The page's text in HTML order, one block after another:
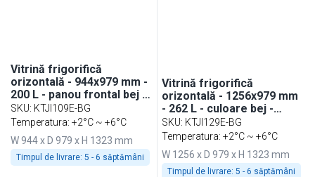
Vitrină frigorifică
orizontală - 944x979 mm -
200 L - panou frontal bej -
geam frontal drept - spate
cu 1 uși - blat lucru
SKU: KTJI109E-BG
Temperatura: +2°C ~ +6°C
W 944 x D 979 x H 1323 mm
Timpul de livrare: 5 - 6 săptămâni
Vitrină frigorifică
orizontală - 1256x979 mm
- 262 L - culoare bej -
panou frontal bej - cu
servire asistată - geam
frontal drept - spate cu 2
uși
SKU: KTJI129E-BG
Temperatura: +2°C ~ +6°C
W 1256 x D 979 x H 1323 mm
Timpul de livrare: 5 - 6 săptămâni